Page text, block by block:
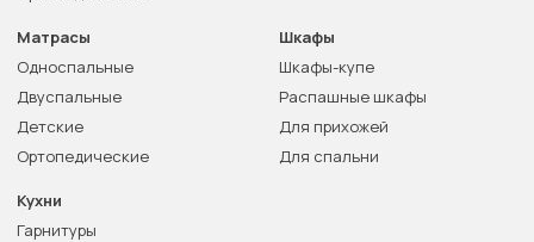
Матрасы
Односпальные
Двуспальные
Детские
Ортопедические
Шкафы
Шкафы-купе
Распашные шкафы
Для прихожей
Для спальни
Кухни
Гарнитуры